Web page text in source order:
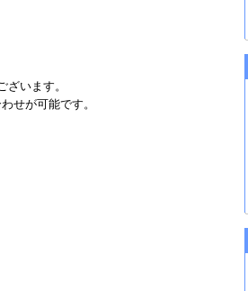
います。
せが可能です。